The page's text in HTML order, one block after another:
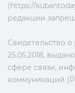
(https://
редакции
Свидетельство
25.05.2018,
сфере связи,
коммуникаций